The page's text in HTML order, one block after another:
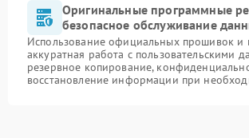
Оригинальные программные
безопасное обслуживание
Использование официальных прошивок и
аккуратная работа с пользовательскими
резервное копирование,
восстановление информации при